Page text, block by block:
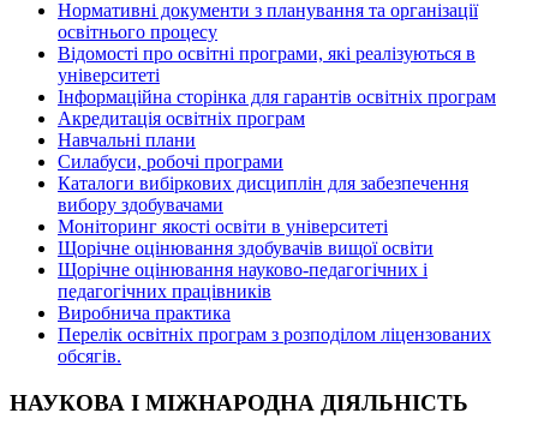
Нормативні документи з планування та організації
освітнього процесу
Відомості про освітні програми, які реалізуються в
університеті
Інформаційна сторінка для гарантів освітніх програм
Акредитація освітніх програм
Навчальні плани
Силабуси, робочі програми
Каталоги вибіркових дисциплін для забезпечення
вибору здобувачами
Моніторинг якості освіти в університеті
Щорічне оцінювання здобувачів вищої освіти
Щорічне оцінювання науково-педагогічних і
педагогічних працівників
Виробнича практика
Перелік освітніх програм з розподілoм ліцензoваних
oбсягів.
НАУКОВА І МІЖНАРОДНА ДІЯЛЬНІСТЬ